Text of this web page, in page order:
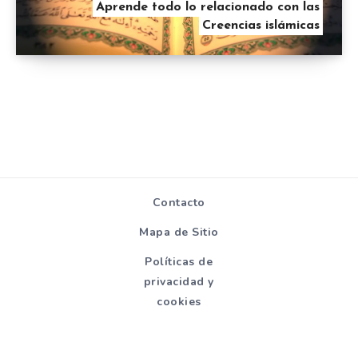
Aprende todo lo relacionado con las
Creencias islámicas
Contacto
Mapa de Sitio
Políticas de
privacidad y
cookies